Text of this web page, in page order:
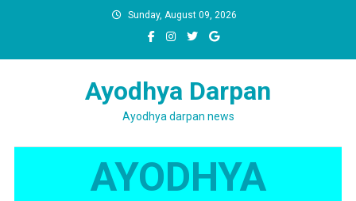
Sunday, August 09, 2026
Ayodhya Darpan
Ayodhya darpan news
AYODHYA